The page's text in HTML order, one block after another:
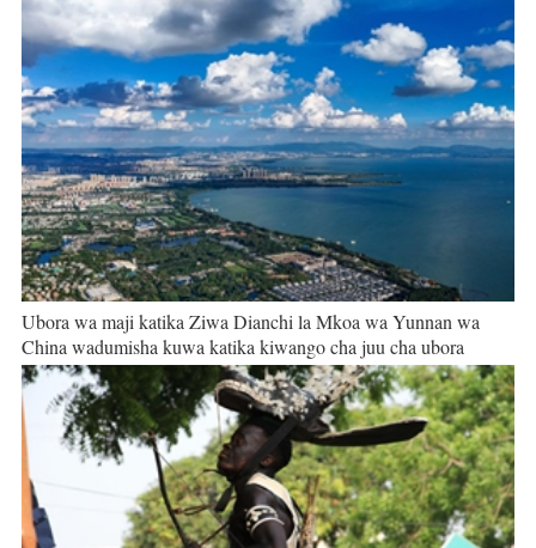
Ubora wa maji katika Ziwa Dianchi la Mkoa wa Yunnan wa
China wadumisha kuwa katika kiwango cha juu cha ubora